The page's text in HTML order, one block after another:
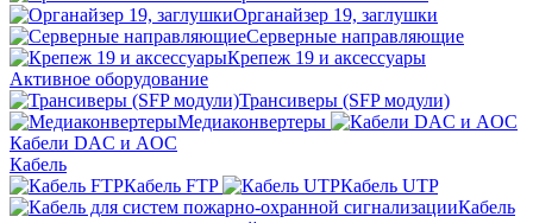
Органайзер 19, заглушки
Серверные направляющие
Крепеж 19 и аксессуары
Активное оборудование
Трансиверы (SFP модули)
Медиаконвертеры
Кабели DAC и AOC
Кабель
Кабель FTP
Кабель UTP
Кабель